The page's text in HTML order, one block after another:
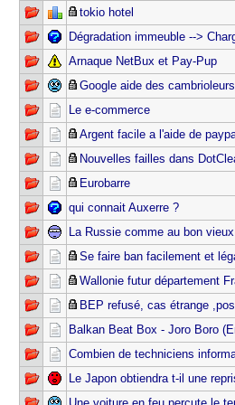
tokio hotel
Dégradation immeuble -->
Arnaque NetBux et Pay-Pup
Google aide des
Le e-commerce
Argent facile a l'aide de
Nouvelles failles dans
Eurobarre
qui connait Auxerre ?
La Russie comme au bon
Se faire ban facilement et
Wallonie futur département
BEP refusé, cas étrange
Balkan Beat Box - Joro Boro
Combien de techniciens
Le Japon obtiendra t-il une